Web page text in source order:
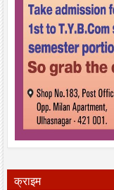
क्राइम